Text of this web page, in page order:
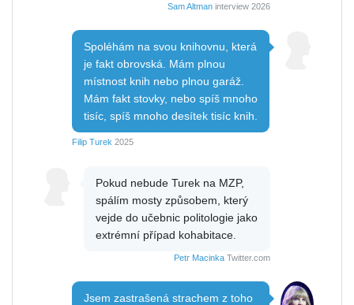
Sam Altman interview 2026
Spoléhám na svou knihovnu, která
je fakt obrovská. Mám plnou
místnost knih nebo plnou garáž.
Mám fakt stovky, nebo spíš mnoho
tisíc, spíš mnoho desítek tisíc knih.
Filip Turek 2025
Pokud nebude Turek na MZP,
spálím mosty způsobem, který
vejde do učebnic politologie jako
extrémní případ kohabitace.
Petr Macinka Twitter.com
Jsem zastrašená strachem z toho